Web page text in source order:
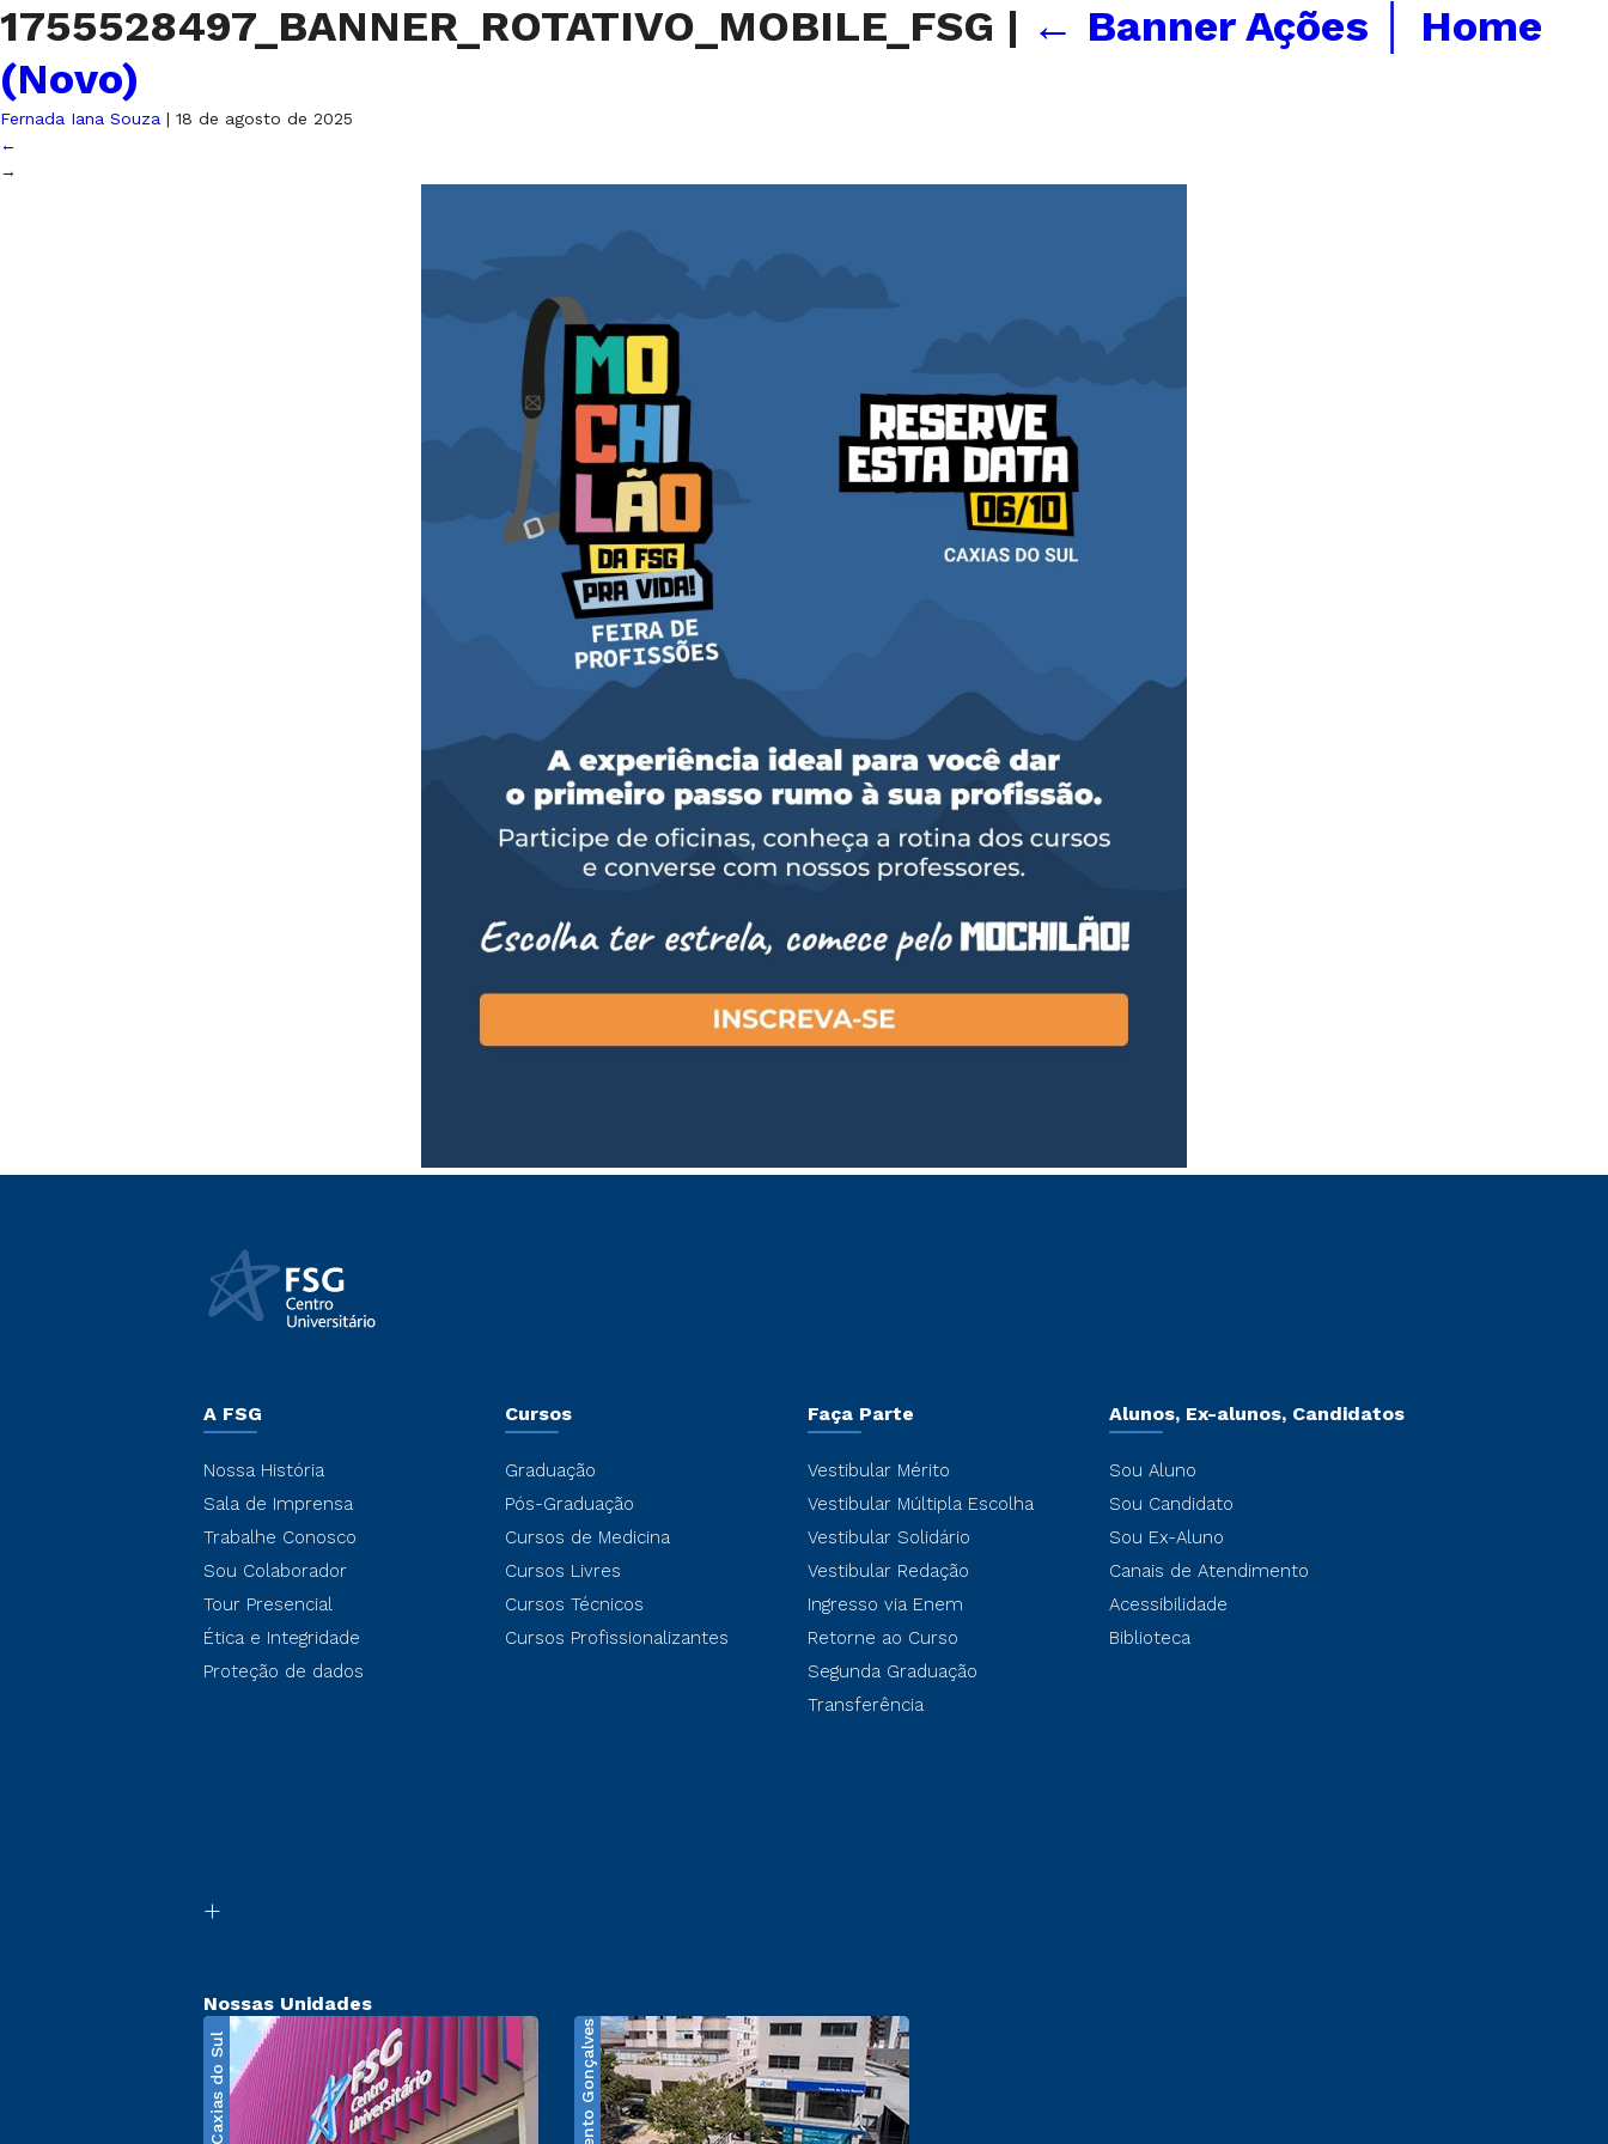
1755528497_BANNER_ROTATIVO_MOBILE_FSG | ← Banner Ações │ Home
(Novo)
Fernada Iana Souza | 18 de agosto de 2025
←
→
A FSG
Nossa História
Sala de Imprensa
Trabalhe Conosco
Sou Colaborador
Tour Presencial
Ética e Integridade
Proteção de dados
Cursos
Graduação
Pós-Graduação
Cursos de Medicina
Cursos Livres
Cursos Técnicos
Cursos Profissionalizantes
Faça Parte
Vestibular Mérito
Vestibular Múltipla Escolha
Vestibular Solidário
Vestibular Redação
Ingresso via Enem
Retorne ao Curso
Segunda Graduação
Transferência
Alunos, Ex-alunos, Candidatos
Sou Aluno
Sou Candidato
Sou Ex-Aluno
Canais de Atendimento
Acessibilidade
Biblioteca
Nossas Unidades
Caxias do Sul Bento Gonçalves